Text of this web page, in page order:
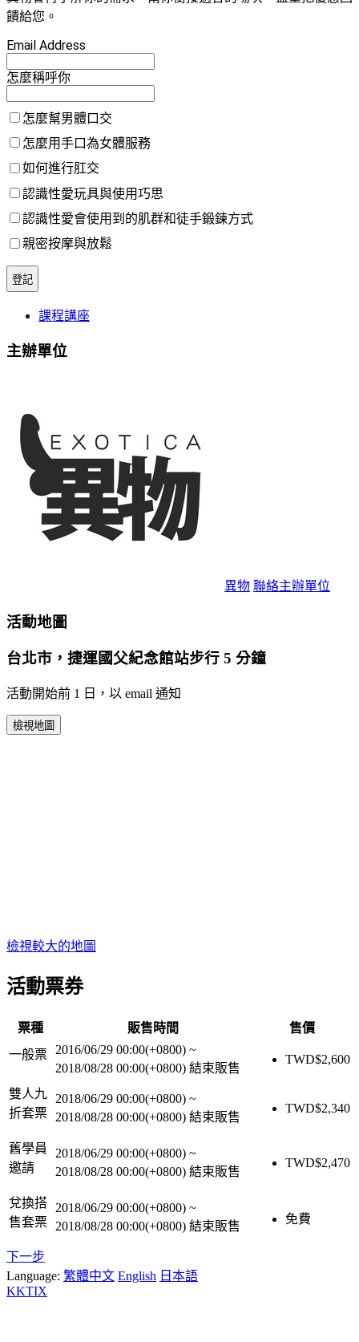
饋給您。
Email Address
怎麼稱呼你
怎麼幫男體口交
怎麼用手口為女體服務
如何進行肛交
認識性愛玩具與使用巧思
認識性愛會使用到的肌群和徒手鍛鍊方式
親密按摩與放鬆
課程講座
主辦單位
異物 聯絡主辦單位
活動地圖
台北市，捷運國父紀念館站步行 5 分鐘
活動開始前 1 日，以 email 通知
檢視地圖
檢視較大的地圖
活動票券
票種 販售時間
售價
一般票
2016/06/29 00:00(+0800) ~
2018/08/28 00:00(+0800) 結束販售
TWD$2,600
雙人九
折套票
2018/06/29 00:00(+0800) ~
2018/08/28 00:00(+0800) 結束販售
TWD$2,340
舊學員
邀請
2018/06/29 00:00(+0800) ~
2018/08/28 00:00(+0800) 結束販售
TWD$2,470
兌換搭
售套票
2018/06/29 00:00(+0800) ~
2018/08/28 00:00(+0800) 結束販售
免費
下一步
Language: 繁體中文 English 日本語
KKTIX